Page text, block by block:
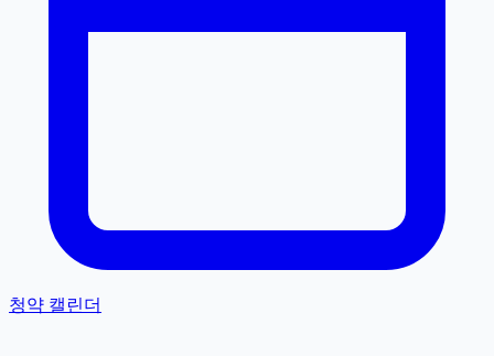
청약 캘린더